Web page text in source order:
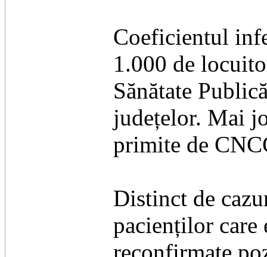
Coeficientul
1.000 de
Sănătate
județelor. Mai
primite de
Distinct de
pacienților care